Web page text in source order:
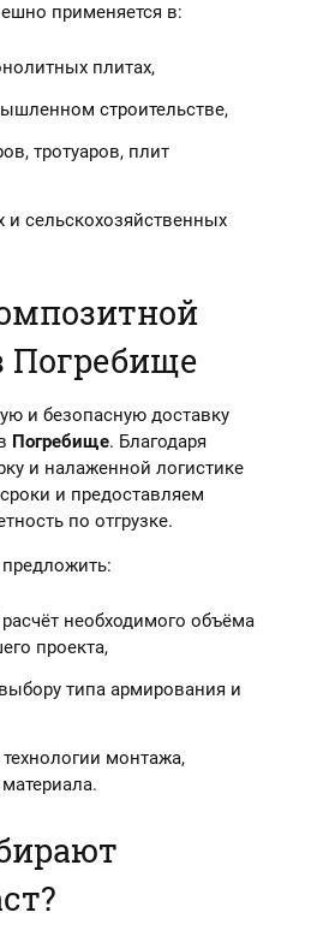
применяется в:
плитах,
строительстве,
тротуаров, плит
и сельскохозяйственных
Погребище
и безопасную доставку
Погребище. Благодаря
и налаженной логистике
и предоставляем
по отгрузке.
необходимого объёма
проекта,
типа армирования и
монтажа,